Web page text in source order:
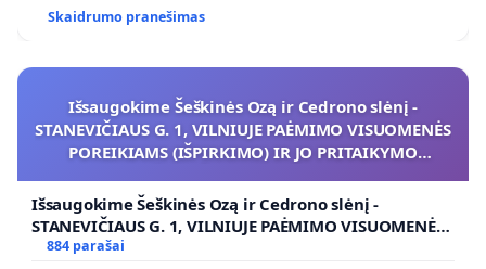
Skaidrumo pranešimas
Išsaugokime Šeškinės Ozą ir Cedrono slėnį -
STANEVIČIAUS G. 1, VILNIUJE PAĖMIMO VISUOMENĖS
POREIKIAMS (IŠPIRKIMO) IR JO PRITAIKYMO
Išsaugokime Šeškinės Ozą ir Cedrono slėnį -
STANEVIČIAUS G. 1, VILNIUJE PAĖMIMO VISUOMENĖS
POREIKIAMS (IŠPIRKIMO) IR JO PRITAIKYMO VIEŠAJAI
884 parašai